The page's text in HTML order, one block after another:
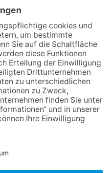
das ist wie
– Lions-Präsident
setzt auf
und Bewährtes
der Burg“ lässt
beben
Akteure
sich
gegen Mental Load:
Coaching für Frauen
OBEN